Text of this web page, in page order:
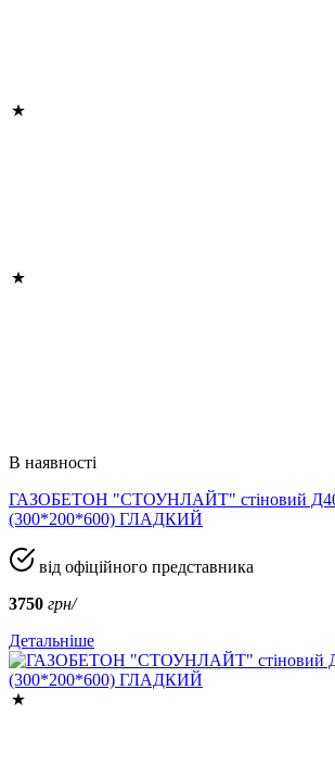
В наявності
ГАЗОБЕТОН "СТОУНЛАЙТ" стіновий
(300*200*600) ГЛАДКИЙ
від офіційного представника
3750 грн/
Детальніше